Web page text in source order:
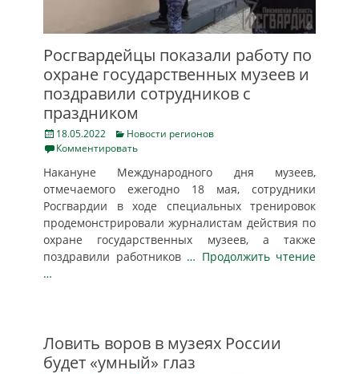
Росгвардейцы показали работу по
охране государственных музеев и
поздравили сотрудников с
праздником
Posted
on
18.05.2022 Categories
Новости регионов
Комментировать
Накануне Международного дня музеев,
отмечаемого ежегодно 18 мая, сотрудники
Росгвардии в ходе специальных тренировок
продемонстрировали журналистам действия по
охране государственных музеев, а также
поздравили работников … Продолжить чтение
…
Ловить воров в музеях России
будет «умный» глаз